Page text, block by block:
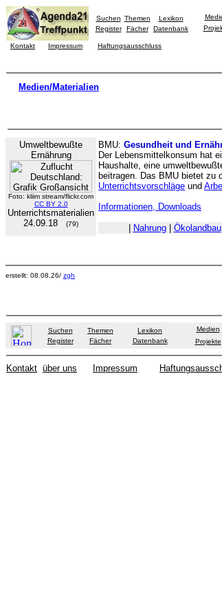
Suchen Themen
Lexikon
Register
Fächer Datenbank
Kontakt Impressum Haftungsausschluss
Medien/Materialien
Umweltbewußte
Ernährung
Foto: kliim stream/flickr.com
CC BY 2.0
Unterrichtsmaterialien
24.09.18
(79)
BMU: Gesundheit und
Der Lebensmittelkonsum hat
Haushalte, eine
beitragen. Das BMU bietet zu
Unterrichtsvorschläge und
Informationen, Downloads
Nahrung| Ökolandbau
erstellt: 08.08.26/ zgh
Suchen Themen
Lexikon
Register
Fächer Datenbank
Medien
Projekte
Kontakt über uns Impressum